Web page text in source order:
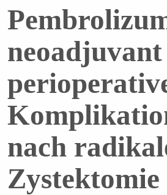
nach
Zystektomie